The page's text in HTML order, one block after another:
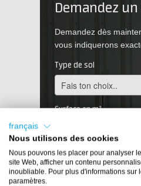
Demandez
Demandez dès
vous indiquerons
Type de sol
Surface en m²
Téléphone
français
Nous utilisons des cookies
Nous pouvons les placer pour analyser
site Web, afficher un contenu
inoubliable. Pour plus d'informations sur
paramètres.